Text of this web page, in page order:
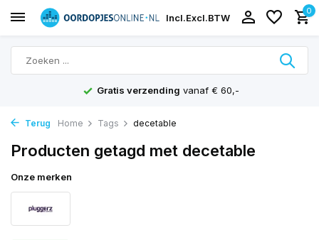
Incl.Excl.BTW
0
Gratis verzending vanaf € 60,-
Terug Home Tags decetable
Producten getagd met decetable
Onze merken